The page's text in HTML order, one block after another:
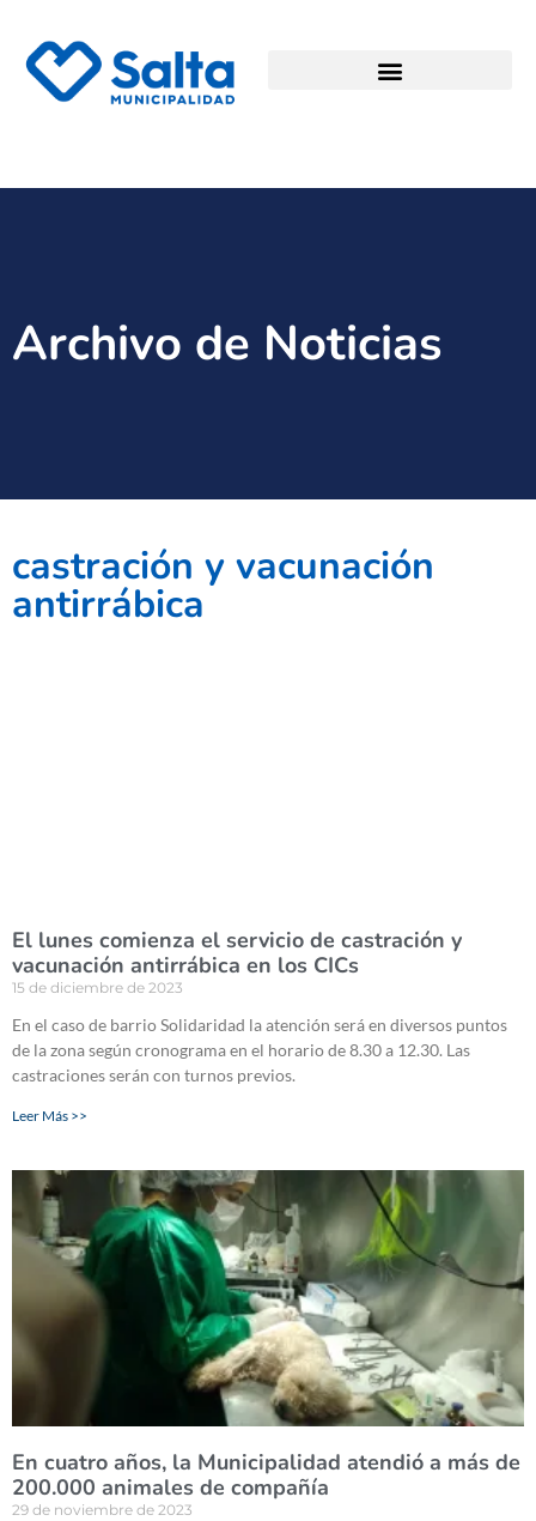
Archivo de Noticias
castración y vacunación
antirrábica
El lunes comienza el servicio de castración y
vacunación antirrábica en los CICs
15 de diciembre de 2023
En el caso de barrio Solidaridad la atención será en diversos puntos
de la zona según cronograma en el horario de 8.30 a 12.30. Las
castraciones serán con turnos previos.
Leer Más >>
En cuatro años, la Municipalidad atendió a más de
200.000 animales de compañía
29 de noviembre de 2023